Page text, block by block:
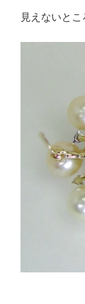
見えないと